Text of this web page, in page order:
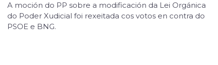
A moción do PP sobre a modificación da Lei Orgánica
do Poder Xudicial foi rexeitada cos votos en contra do
PSOE e BNG.